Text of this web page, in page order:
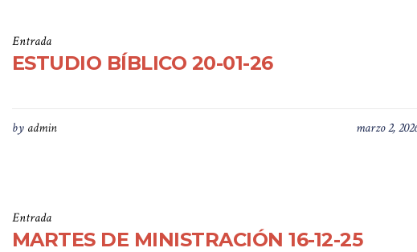
Entrada
ESTUDIO BÍBLICO 20-01-26
marzo 2,
by admin
Entrada
MARTES DE MINISTRACIÓN 16-12-25